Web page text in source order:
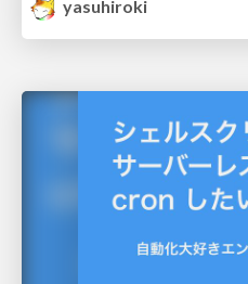
yasuhiroki